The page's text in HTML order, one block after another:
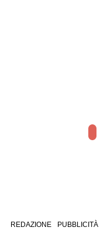
REDAZIONE PUBBLICITÀ